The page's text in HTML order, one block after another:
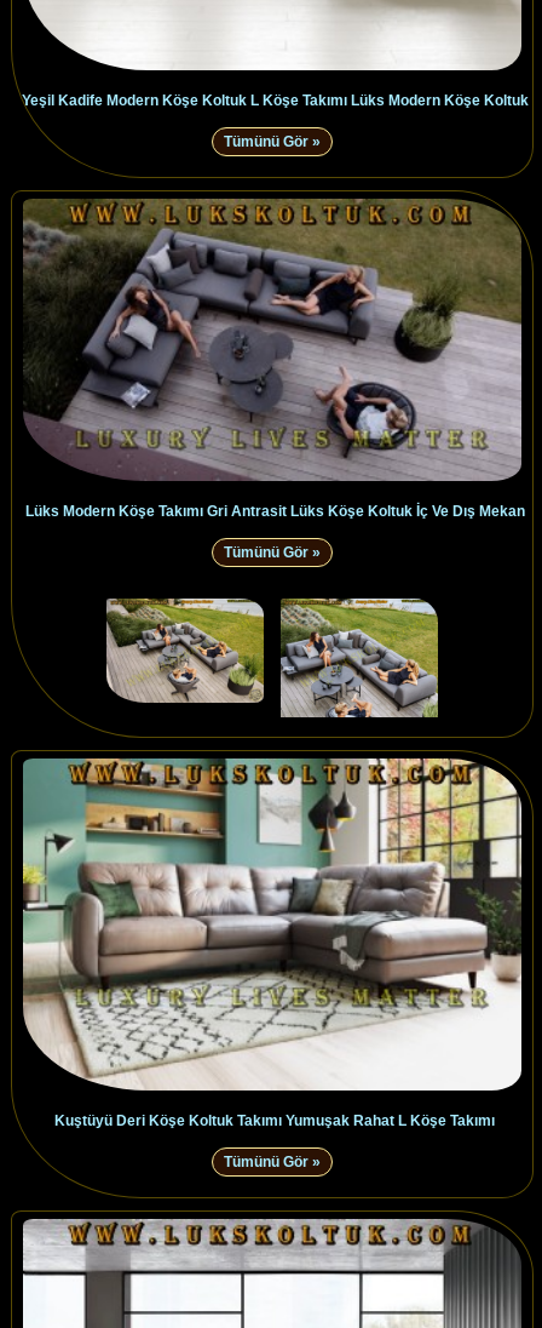
Yeşil Kadife Modern Köşe Koltuk L Köşe Takımı Lüks Modern Köşe Koltuk
Tümünü Gör »
Lüks Modern Köşe Takımı Gri Antrasit Lüks Köşe Koltuk İç Ve Dış Mekan
Tümünü Gör »
Kuştüyü Deri Köşe Koltuk Takımı Yumuşak Rahat L Köşe Takımı
Tümünü Gör »